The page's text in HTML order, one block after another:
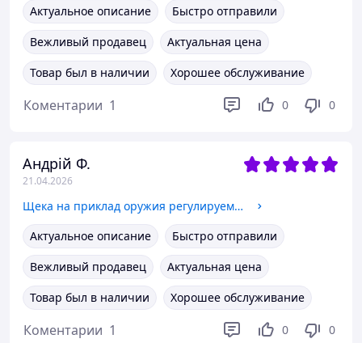
Актуальное описание
Быстро отправили
Вежливый продавец
Актуальная цена
Товар был в наличии
Хорошее обслуживание
Коментарии 1 0 0
Андрій Ф.
21.04.2026
Щека на приклад оружия регулируемая BB1, накладка подщечник на стандартный приклад АК, винтовки, ружья Черная
Актуальное описание
Быстро отправили
Вежливый продавец
Актуальная цена
Товар был в наличии
Хорошее обслуживание
Коментарии 1 0 0